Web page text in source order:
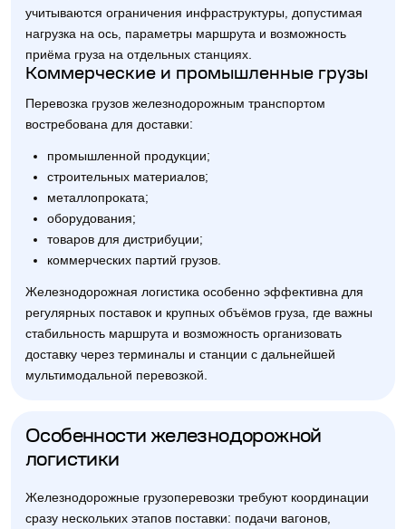
учитываются ограничения инфраструктуры, допустимая
нагрузка на ось, параметры маршрута и возможность
приёма груза на отдельных станциях.
Коммерческие и промышленные грузы
Перевозка грузов железнодорожным транспортом
востребована для доставки:
промышленной продукции;
строительных материалов;
металлопроката;
оборудования;
товаров для дистрибуции;
коммерческих партий грузов.
Железнодорожная логистика особенно эффективна для
регулярных поставок и крупных объёмов груза, где важны
стабильность маршрута и возможность организовать
доставку через терминалы и станции с дальнейшей
мультимодальной перевозкой.
Особенности железнодорожной
логистики
Железнодорожные грузоперевозки требуют координации
сразу нескольких этапов поставки: подачи вагонов,